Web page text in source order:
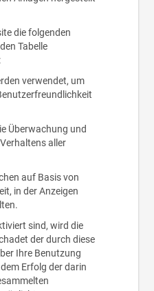
die folgenden
Tabelle
verwendet, um
Überwachung und
aller
auf Basis von
in der Anzeigen
sind, wird die
der durch diese
Ihre Benutzung
Erfolg der darin